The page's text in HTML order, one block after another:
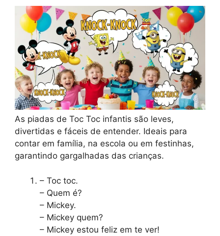
As piadas de Toc Toc infantis são leves,
divertidas e fáceis de entender. Ideais para
contar em família, na escola ou em festinhas,
garantindo gargalhadas das crianças.
– Toc toc.
– Quem é?
– Mickey.
– Mickey quem?
– Mickey estou feliz em te ver!